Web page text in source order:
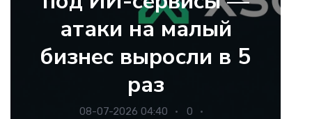
атаки на малый
бизнес выросли в 5
раз
08-07-2026 04:40 0